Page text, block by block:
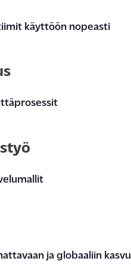
käyttöön nopeasti
an ja globaaliinkasvu